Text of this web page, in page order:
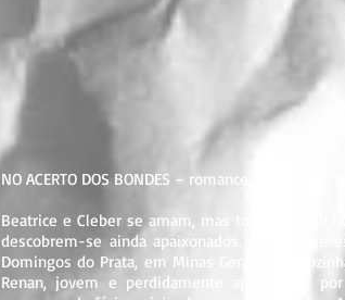
NO ACERTO DOS BONDES – romance, 254 p. nov.
Beatrice e Cleber se amam, mas tomam
descobrem-se ainda apaixonados. Porém, ele
Domingos do Prata, em Minas Gerais; ela,
Renan, jovem e perdidamente apaixonado